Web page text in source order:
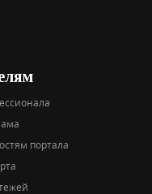
портала